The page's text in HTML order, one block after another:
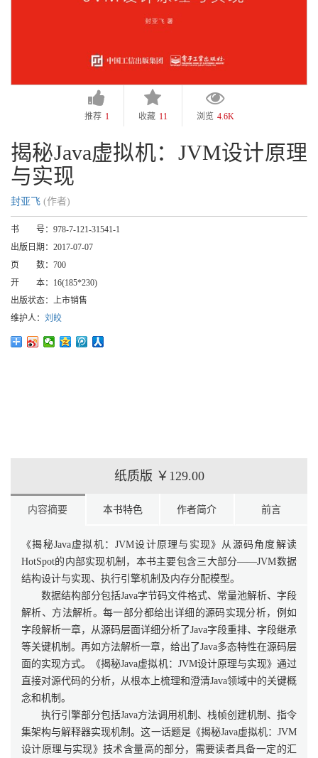
推荐 1 收藏 11 浏览 4.6K
揭秘Java虚拟机：JVM设计原理
与实现
封亚飞 (作者)
书 号： 978-7-121-31541-1
出版日期： 2017-07-07
页 数： 700
开 本： 16(185*230)
出版状态：
上市销售
维护人： 刘皎
纸质版 ￥129.00
内容摘要 本书特色 作者简介 前言
《揭秘Java虚拟机：JVM设计原理与实现》从源码角度解读
HotSpot的内部实现机制，本书主要包含三大部分——JVM数据
结构设计与实现、执行引擎机制及内存分配模型。
数据结构部分包括Java字节码文件格式、常量池解析、字段
解析、方法解析。每一部分都给出详细的源码实现分析，例如
字段解析一章，从源码层面详细分析了Java字段重排、字段继承
等关键机制。再如方法解析一章，给出了Java多态特性在源码层
面的实现方式。《揭秘Java虚拟机：JVM设计原理与实现》通过
直接对源代码的分析，从根本上梳理和澄清Java领域中的关键概
念和机制。
执行引擎部分包括Java方法调用机制、栈帧创建机制、指令
集架构与解释器实现机制。这一话题是《揭秘Java虚拟机：JVM
设计原理与实现》技术含量高的部分，需要读者具备一定的汇